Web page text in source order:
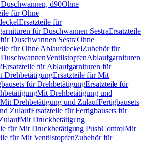
d90Ohne
für Ohne
Ersatzteile für
für Duschwannen SestraErsatzteile
Duschwannen SestraOhne
für Ohne AblaufdeckelZubehör für
VentilstopfenAblaufgarnituren
Ersatzteile für Ablaufgarnituren für
DrehbetätigungErsatzteile für Mit
für DrehbetätigungErsatzteile für
Mit Drehbetätigung und
Drehbetätigung und ZulaufFertigbausets
ZulaufErsatzteile für Fertigbausets für
Mit Druckbetätigung
für Mit Druckbetätigung PushControlMit
für Mit VentilstopfenZubehör für